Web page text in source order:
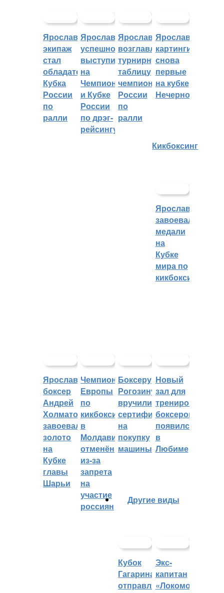
Ярославский
экипаж
стал
обладателем
Кубка
России
по
ралли
Ярославцы
успешно
выступили
на
Чемпионате
и Кубке
России
по дрэг-
рейсингу
Ярославцы
возглавляют
турнирную
таблицу
чемпионата
России
по
ралли
Ярославские
картингисты
снова
первые
на кубке
Нечерноземья
Кикбоксинг
Ярославцы
завоевали
медали
на
Кубке
мира по
кикбоксингу
Ярославский
боксер
Андрей
Холматов
завоевал
золото
на
Кубке
главы
Шарьи
Чемпионат
Европы
по
кикбоксингу
в
Молдавии
отменён
из-за
запрета
на
участие
россиян
Боксеру
Рогозину
вручили
сертификат
на
покупку
машины
Новый
зал для
тренировок
боксеров
появился
в
Любиме
Другие виды
Кубок
Гагарина
отправляется
Экс-
капитан
«Локомотива»